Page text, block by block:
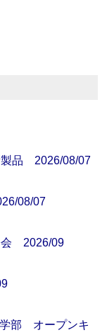
製品 2026/08/07
08/07
会 2026/09
部 オープンキ